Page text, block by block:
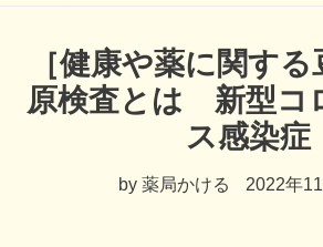
［健康や薬に関す
原検査とは 新型コ
ス感染症
by 薬局かける 2022年